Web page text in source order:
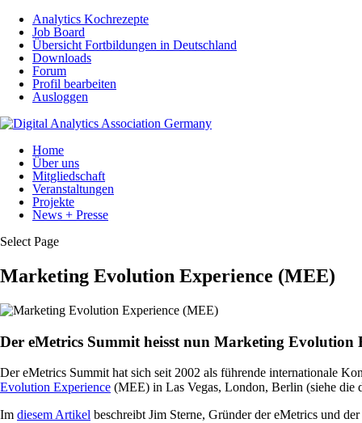
Analytics Kochrezepte
Job Board
Übersicht Fortbildungen in Deutschland
Downloads
Forum
Profil bearbeiten
Ausloggen
Home
Über uns
Mitgliedschaft
Veranstaltungen
Projekte
News + Presse
Select Page
Marketing Evolution Experience (MEE)
Der eMetrics Summit heisst nun Marketing Evolution
Der eMetrics Summit hat sich seit 2002 als führende internationale
Evolution Experience (MEE) in Las Vegas, London, Berlin (siehe die
Im diesem Artikel beschreibt Jim Sterne, Gründer der eMetrics und